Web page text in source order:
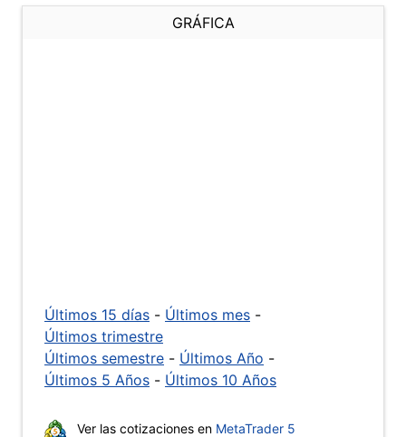
GRÁFICA
Últimos 15 días - Últimos mes -
Últimos trimestre
Últimos semestre - Últimos Año -
Últimos 5 Años - Últimos 10 Años
Ver las cotizaciones en MetaTrader 5